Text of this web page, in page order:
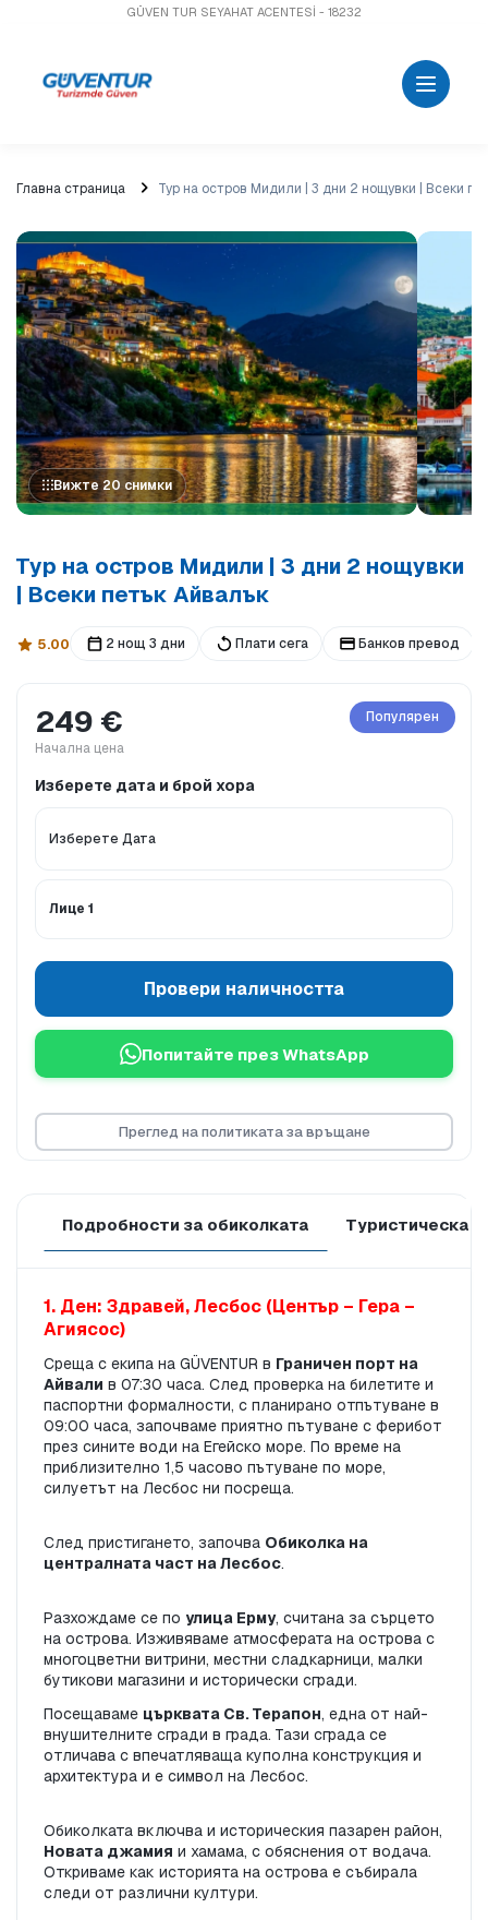
GÜVEN TUR SEYAHAT ACENTESİ - 18232
Главна страница Тур на остров Мидили | 3 дни 2 нощувки | Всеки
Вижте 20 снимки
Тур на остров Мидили | 3 дни 2 нощувки
| Всеки петък Айвалък
5.00 2 нощ 3 дни Плати сега Банков превод
Популярен
249 €
Начална цена
Изберете дата и брой хора
Лице 1
Провери наличността
Попитайте през WhatsApp
Преглед на политиката за връщане
Подробности за обиколката Туристическа
1. Ден: Здравей, Лесбос (Център – Гера –
Агиясос)
Среща с екипа на GÜVENTUR в Граничен порт на
Айвали в 07:30 часа. След проверка на билетите и
паспортни формалности, с планирано отпътуване в
09:00 часа, започваме приятно пътуване с ферибот
през сините води на Егейско море. По време на
приблизително 1,5 часово пътуване по море,
силуетът на Лесбос ни посреща.
След пристигането, започва Обиколка на
централната част на Лесбос.
Разхождаме се по улица Ерму, считана за сърцето
на острова. Изживяваме атмосферата на острова с
многоцветни витрини, местни сладкарници, малки
бутикови магазини и исторически сгради.
Посещаваме църквата Св. Терапон, една от най-
внушителните сгради в града. Тази сграда се
отличава с впечатляваща куполна конструкция и
архитектура и е символ на Лесбос.
Новата джамия и хамама, с обяснения от водача.
Откриваме как историята на острова е събирала
следи от различни култури.